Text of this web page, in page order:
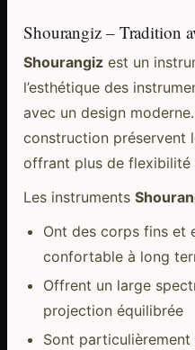
Shourangiz – Tradition
Shourangizest un
l’esthétique des
avec un design
construction préservent
offrant plus de flexibilité
Les instruments
Ont des corps fins et
confortable à long
Offrent un large
projection équilibrée
Sont